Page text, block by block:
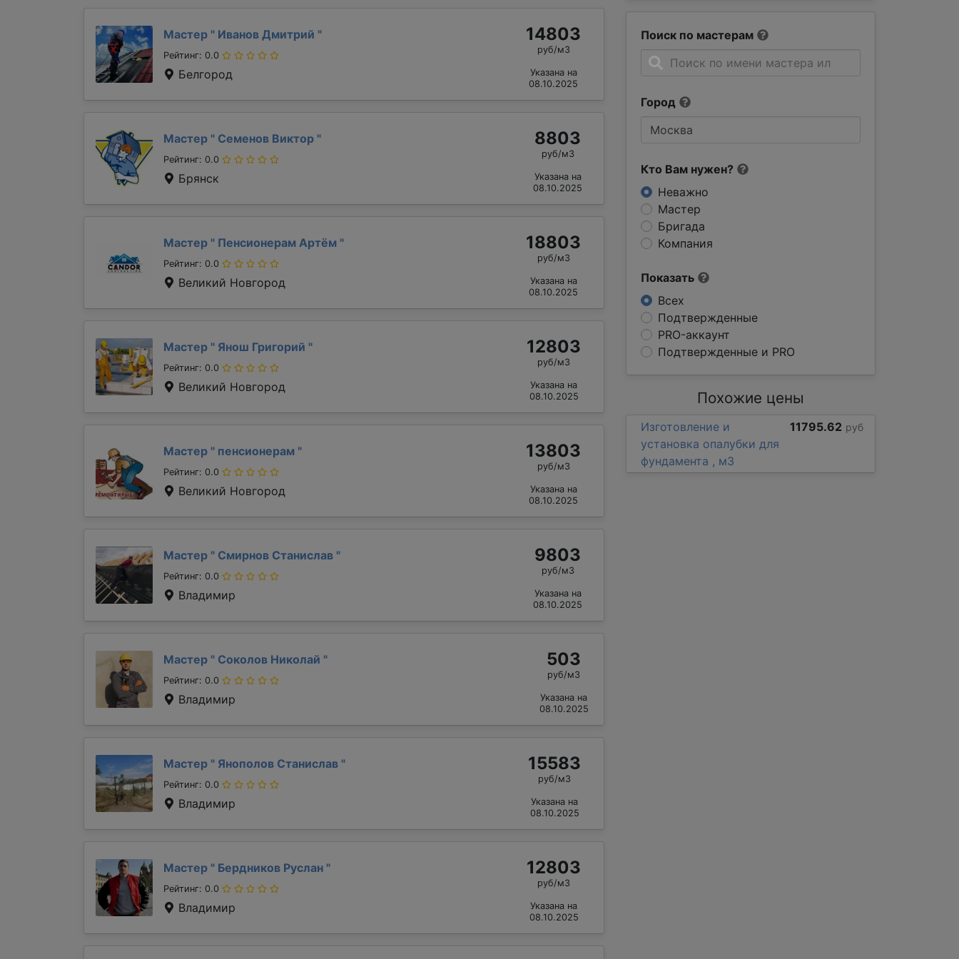
Поиск по мастерам
Город
Кто Вам нужен?
Неважно
Мастер
Бригада
Компания
Показать
Всех
Подтвержденные
PRO-аккаунт
Подтвержденные и PRO
Мастер " Иванов Дмитрий "
Рейтинг: 0.0
Белгород
14803
руб/м3
Указана на
08.10.2025
Мастер " Семенов Виктор "
Рейтинг: 0.0
Брянск
8803
руб/м3
Указана на
08.10.2025
Мастер " Пенсионерам Артём "
Рейтинг: 0.0
Великий Новгород
18803
руб/м3
Указана на
08.10.2025
Мастер " Янош Григорий "
Рейтинг: 0.0
Великий Новгород
12803
руб/м3
Указана на
08.10.2025
Мастер " пенсионерам "
Рейтинг: 0.0
Великий Новгород
13803
руб/м3
Указана на
08.10.2025
Мастер " Смирнов Станислав "
Рейтинг: 0.0
Владимир
9803
руб/м3
Указана на
08.10.2025
Мастер " Соколов Николай "
Рейтинг: 0.0
Владимир
503
руб/м3
Указана на
08.10.2025
Мастер " Янополов Станислав "
Рейтинг: 0.0
Владимир
15583
руб/м3
Указана на
08.10.2025
Мастер " Бердников Руслан "
Рейтинг: 0.0
Владимир
12803
руб/м3
Указана на
08.10.2025
Похожие цены
Изготовление и
установка опалубки для
фундамента , м3
11795.62 руб